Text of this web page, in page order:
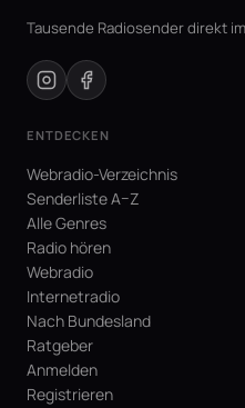
Tausende Radiosender direkt
ENTDECKEN
Webradio-Verzeichnis
Senderliste A–Z
Alle Genres
Radio hören
Webradio
Internetradio
Nach Bundesland
Ratgeber
Anmelden
Registrieren